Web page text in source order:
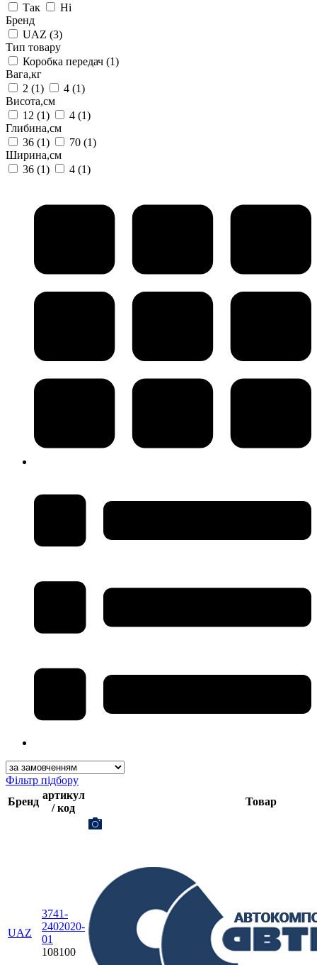
Так
Ні
Бренд
UAZ (3)
Тип товару
Коробка передач (1)
Вага,кг
2 (1) 4 (1)
Висота,см
12 (1) 4 (1)
Глибина,см
36 (1) 70 (1)
Ширина,см
36 (1) 4 (1)
Фільтр підбору
Бренд
артикул
/ код
Товар
UAZ
3741-
2402020-
01
108100